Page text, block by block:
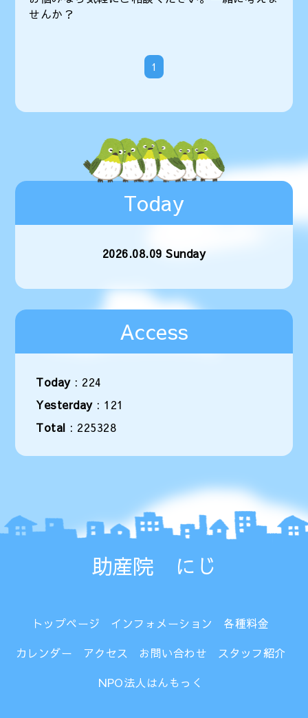
せんか？
1
Today
2026.08.09 Sunday
Access
Today: 224
Yesterday: 121
Total : 225328
助産院 にじ
トップページ インフォメーション
各種料金
カレンダー
アクセス お問い合わせ
スタッフ紹介
NPO法人はんもっく